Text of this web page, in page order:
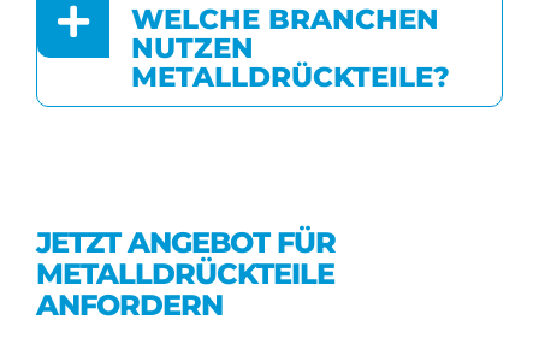
WELCHE BRANCHEN
NUTZEN
METALLDRÜCKTEILE?
JETZT ANGEBOT FÜR
METALLDRÜCKTEILE
ANFORDERN